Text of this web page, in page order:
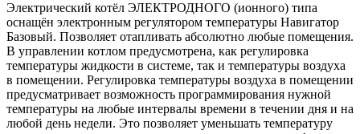
Электрический котёл ЭЛЕКТРОДНОГО (ионного) типа
оснащён электронным регулятором температуры Навигатор
Базовый. Позволяет отапливать абсолютно любые помещения.
В управлении котлом предусмотрена, как регулировка
температуры жидкости в системе, так и температуры воздуха
в помещении. Регулировка температуры воздуха в помещении
предусматривает возможность программирования нужной
температуры на любые интервалы времени в течении дня и на
любой день недели. Это позволяет уменьшать температуру